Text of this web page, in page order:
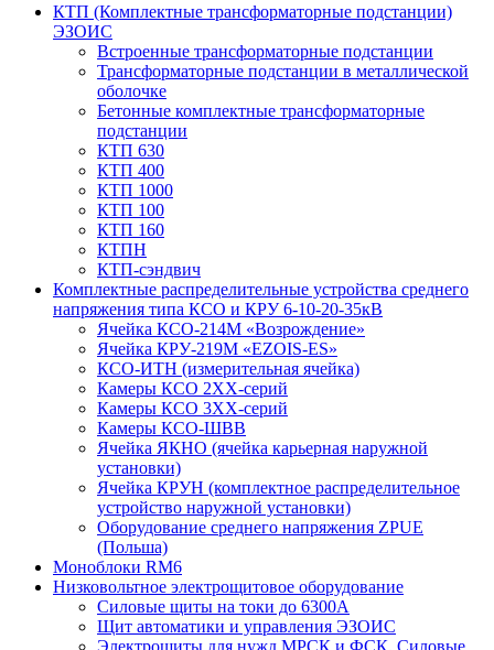
КТП (Комплектные трансформаторные подстанции)
ЭЗОИС
Встроенные трансформаторные подстанции
Трансформаторные подстанции в металлической
оболочке
Бетонные комплектные трансформаторные
подстанции
КТП 630
КТП 400
КТП 1000
КТП 100
КТП 160
КТПН
КТП-сэндвич
Комплектные распределительные устройства среднего
напряжения типа КСО и КРУ 6-10-20-35кВ
Ячейка КСО-214М «Возрождение»
Ячейка КРУ-219М «EZOIS-ES»
КСО-ИТН (измерительная ячейка)
Камеры КСО 2ХХ-серий
Камеры КСО 3ХХ-серий
Камеры КСО-ШВВ
Ячейка ЯКНО (ячейка карьерная наружной
установки)
Ячейка КРУН (комплектное распределительное
устройство наружной установки)
Оборудование среднего напряжения ZPUE
(Польша)
Моноблоки RM6
Низковольтное электрощитовое оборудование
Силовые щиты на токи до 6300А
Щит автоматики и управления ЭЗОИС
Электрощиты для нужд МРСК и ФСК. Силовые